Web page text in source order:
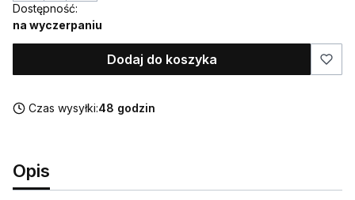
Dostępność:
na wyczerpaniu
Dodaj do koszyka
Czas wysyłki:48 godzin
Opis